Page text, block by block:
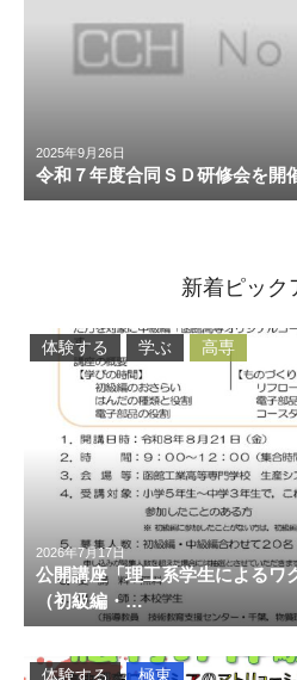
2025年9月26日
令和７年度合同ＳＤ研修会を開
新着ピック
2026年7月17日
公開講座「理工系学生によるワ
（初級編・…
体験する 学ぶ 高専
体験する 極東